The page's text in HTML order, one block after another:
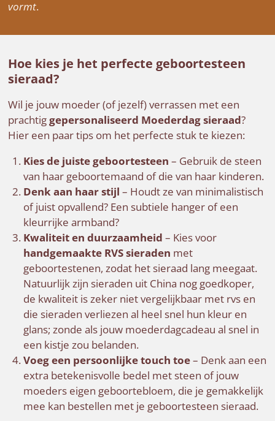
vormt.
Hoe kies je het perfecte geboortesteen
sieraad?
Wil je jouw moeder (of jezelf) verrassen met een
prachtiggepersonaliseerd Moederdag sieraad?
Hier een paar tips om het perfecte stuk te kiezen:
Kies de juiste geboortesteen – Gebruik de steen
van haar geboortemaand of die van haar kinderen.
Denk aan haar stijl – Houdt ze van minimalistisch
of juist opvallend? Een subtiele hanger of een
kleurrijke armband?
Kwaliteit en duurzaamheid – Kies voor
handgemaakte RVS sieraden met
geboortestenen, zodat het sieraad lang meegaat.
Natuurlijk zijn sieraden uit China nog goedkoper,
de kwaliteit is zeker niet vergelijkbaar met rvs en
die sieraden verliezen al heel snel hun kleur en
glans; zonde als jouw moederdagcadeau al snel in
een kistje zou belanden.
Voeg een persoonlijke touch toe– Denk aan een
extra betekenisvolle bedel met steen of jouw
moeders eigen geboortebloem, die je gemakkelijk
mee kan bestellen met je geboortesteen sieraad.